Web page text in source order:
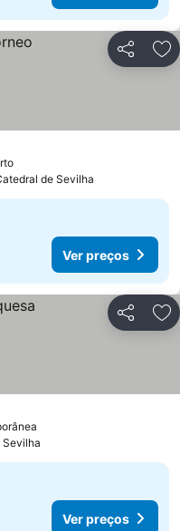
Partilhar
Ver preços
de Sevilha
Ver preços
Partilhar
Sevilha
Ver preços